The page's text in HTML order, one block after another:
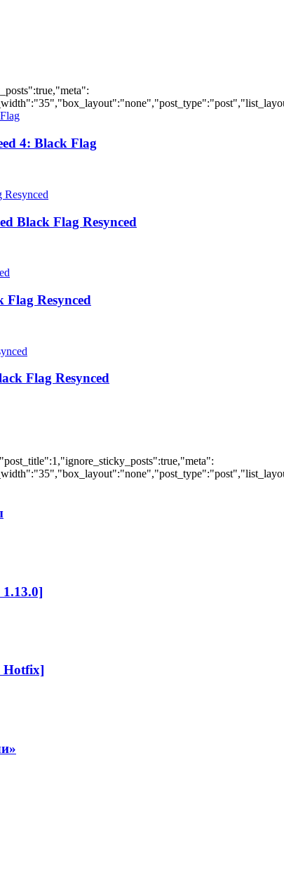
4: Black Flag
Black Flag Resynced
Flag Resynced
Flag Resynced
Hotfix]